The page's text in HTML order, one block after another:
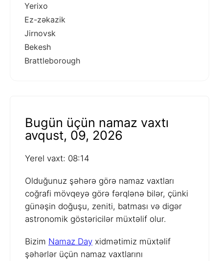
Yerixo
Ez-zəkazik
Jirnovsk
Bekesh
Brattleborough
Bugün üçün namaz vaxtı
avqust, 09, 2026
Yerel vaxt: 08:14
Olduğunuz şəhərə görə namaz vaxtları
coğrafi mövqeyə görə fərqlənə bilər, çünki
günəşin doğuşu, zeniti, batması və digər
astronomik göstəricilər müxtəlif olur.
Bizim Namaz Day xidmətimiz müxtəlif
şəhərlər üçün namaz vaxtlarını